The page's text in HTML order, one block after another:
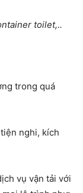
toilet,..
trong quá
nghi, kích
vụ vận tải với